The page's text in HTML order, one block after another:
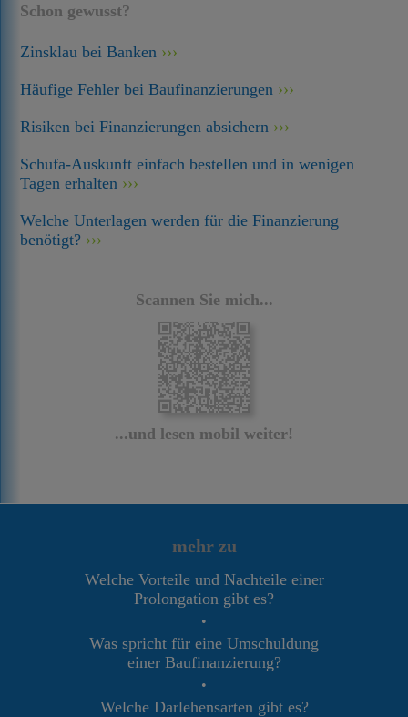
Schon gewusst?
Zinsklau bei Banken
Häufige Fehler bei Baufinanzierungen
Risiken bei Finanzierungen absichern
Schufa-Auskunft einfach bestellen und in wenigen
Tagen erhalten
Welche Unterlagen werden für die Finanzierung
benötigt?
Scannen Sie mich...
...und lesen mobil weiter!
mehr zu
Welche Vorteile und Nachteile einer
Prolongation gibt es?
•
Was spricht für eine Umschuldung
einer Baufinanzierung?
•
Welche Darlehensarten gibt es?